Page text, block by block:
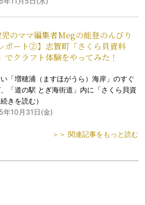
児のママ編集者Megの能登のんびり
ポート②】志賀町「さくら貝資料
でクラフト体験をやってみた！
「増穂浦（ますほがうら）海岸」のすぐ
「道の駅 とぎ海街道」内に「さくら貝資
続きを読む）
年10月31日(金)
＞＞ 関連記事をもっと読む